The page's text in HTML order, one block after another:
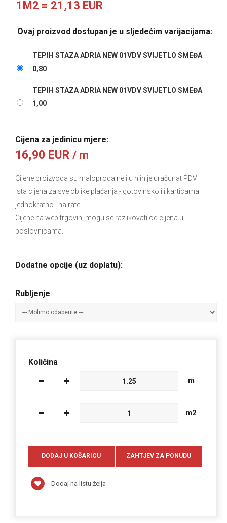
1M2 = 21,13 EUR
Ovaj proizvod dostupan je u sljedećim varijacijama:
TEPIH STAZA ADRIA NEW 01VDV SVIJETLO SMEĐA
0,80
TEPIH STAZA ADRIA NEW 01VDV SVIJETLO SMEĐA
1,00
Cijena za jedinicu mjere:
16,90 EUR / m
Cijene proizvoda su maloprodajne i u njih je uračunat PDV.
Ista cijena za sve oblike plaćanja - gotovinsko ili karticama
jednokratno i na rate.
Cijene na web trgovini mogu se razlikovati od cijena u
poslovnicama.
Dodatne opcije (uz doplatu):
Rubljenje
Količina
m
m2
Dodaj na listu želja